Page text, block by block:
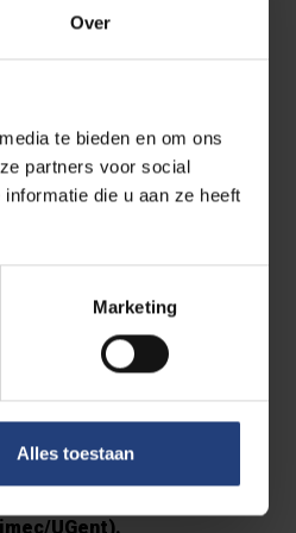
Over
te bieden en om ons
partners voor social
die u aan ze heeft
Marketing
Alles toestaan
mikken
moet de
Antwerpen
stelt
projecten
tot
UGent).